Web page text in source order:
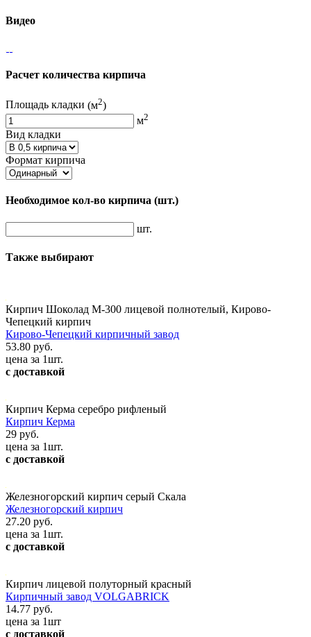
Видео
Расчет количества кирпича
Площадь кладки (м2)
м2
Вид кладки
Формат кирпича
Необходимое кол-во кирпича (шт.)
шт.
Также выбирают
Кирпич Шоколад М-300 лицевой полнотелый, Кирово-
Чепецкий кирпич
Кирово-Чепецкий кирпичный завод
53.80 руб.
цена за 1шт.
с доставкой
Кирпич Керма серебро рифленый
Кирпич Керма
29 руб.
цена за 1шт.
с доставкой
Железногорский кирпич серый Скала
Железногорский кирпич
27.20 руб.
цена за 1шт.
с доставкой
Кирпич лицевой полуторный красный
Кирпичный завод VOLGABRICK
14.77 руб.
цена за 1шт
с доставкой